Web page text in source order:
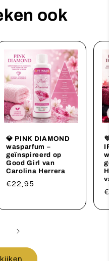
ook
💎 PINK DIAMOND
wasparfum –
geïnspireerd op
Good Girl van
Carolina Herrera
Normale
€22,95